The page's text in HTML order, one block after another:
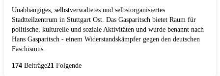
Unabhängiges, selbstverwaltetes und selbstorganisiertes
Stadtteilzentrum in Stuttgart Ost. Das Gasparitsch bietet Raum für
politische, kulturelle und soziale Aktivitäten und wurde benannt nach
Hans Gasparitsch - einem Widerstandskämpfer gegen den deutschen
Faschismus.
174 Beiträge21 Folgende